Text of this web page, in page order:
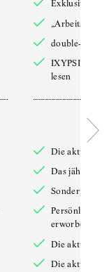
Exklusive
double-
lesen
Die aktuelle
Das jährliche
Persönliches
erworbenen
Die aktuelle
Die aktuelle